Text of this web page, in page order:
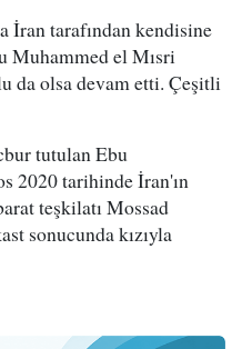
İran tarafından kendisine
Muhammed el Mısri
da olsa devam etti. Çeşitli
tutulan Ebu
2020 tarihinde İran'ın
teşkilatı Mossad
sonucunda kızıyla